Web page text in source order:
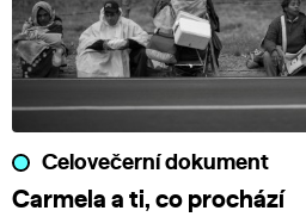
Celovečerní dokument
Carmela a ti, co prochází